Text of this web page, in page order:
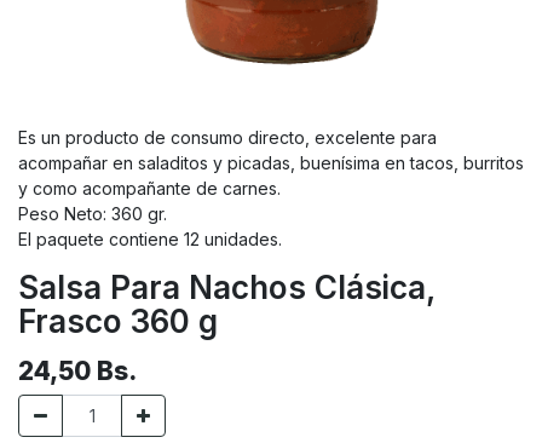
Es un producto de consumo directo, excelente para
acompañar en saladitos y picadas, buenísima en tacos, burritos
y como acompañante de carnes.
Peso Neto: 360 gr.
El paquete contiene 12 unidades.
Salsa Para Nachos Clásica,
Frasco 360 g
24,50 Bs.